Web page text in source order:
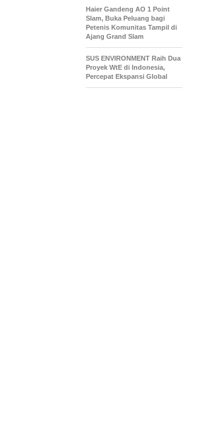
Haier Gandeng AO 1 Point
Slam, Buka Peluang bagi
Petenis Komunitas Tampil di
Ajang Grand Slam
SUS ENVIRONMENT Raih Dua
Proyek WtE di Indonesia,
Percepat Ekspansi Global